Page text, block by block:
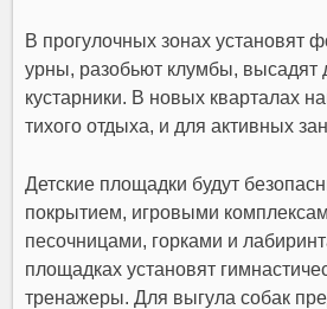
В прогулочных зонах установят
урны, разобьют клумбы, высадят
кустарники. В новых кварталах
тихого отдыха, и для активных
Детские площадки будут
покрытием, игровыми
песочницами, горками и
площадках установят
тренажеры. Для выгула собак